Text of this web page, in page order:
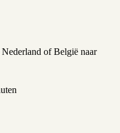
of België naar